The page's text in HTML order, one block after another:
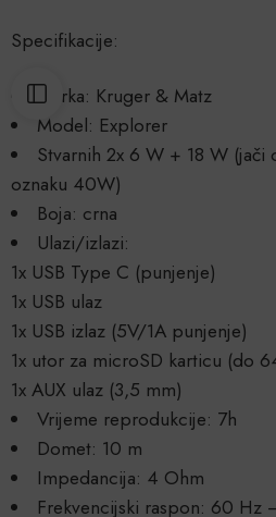
Specifikacije:
Marka: Kruger & Matz
Model: Explorer
Stvarnih 2x 6 W + 18 W (jači
oznaku 40W)
Boja: crna
Ulazi/izlazi:
1x USB Type C (punjenje)
1x USB ulaz
1x USB izlaz (5V/1A punjenje)
1x utor za microSD karticu (do
1x AUX ulaz (3,5 mm)
Vrijeme reprodukcije: 7h
Domet: 10 m
Impedancija: 4 Ohm
Frekvencijski raspon: 60 Hz